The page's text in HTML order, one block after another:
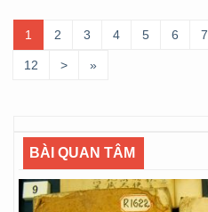
1 2 3 4 5 6 7
12 > »
BÀI QUAN TÂM